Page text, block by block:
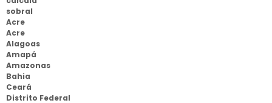
sobral
Acre
Acre
Alagoas
Amapá
Amazonas
Bahia
Ceará
Distrito Federal